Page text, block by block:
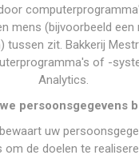
mens (bijvoorbeeld een
tussen zit. Bakkerij
of -
Analytics.
persoonsgegevens
uw
om de doelen te